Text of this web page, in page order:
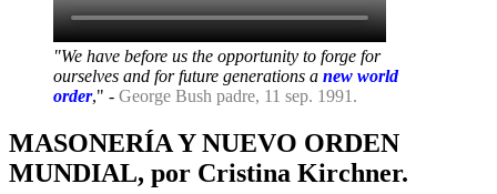
"We have before us the opportunity to forge for
ourselves and for future generations a new world
order," - George Bush padre, 11 sep. 1991.
MASONERÍA Y NUEVO ORDEN
MUNDIAL, por Cristina Kirchner.